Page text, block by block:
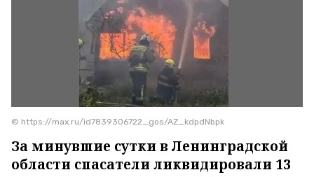
© https://max.ru/id7839306722_gos/AZ_kdpdNbpk
За минувшие сутки в Ленинградской
области спасатели ликвидировали 13